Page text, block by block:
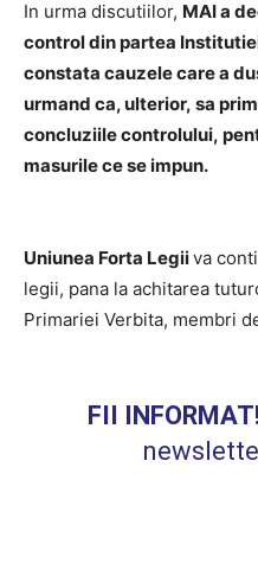
In urma discutiilor, MAI a
control din partea
constata cauzele care a
urmand ca, ulterior, sa
concluziile controlului,
masurile ce se impun.
Uniunea Forta Legiiva
legii, pana la achitarea
Primariei Verbita, membri
FII INFORMAT!